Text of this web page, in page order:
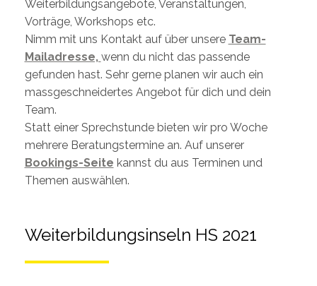
Weiterbildungsangebote, Veranstaltungen,
Vorträge, Workshops etc.
Nimm mit uns Kontakt auf über unsere Team-
Mailadresse, wenn du nicht das passende
gefunden hast. Sehr gerne planen wir auch ein
massgeschneidertes Angebot für dich und dein
Team.
Statt einer Sprechstunde bieten wir pro Woche
mehrere Beratungstermine an. Auf unserer
Bookings-Seite kannst du aus Terminen und
Themen auswählen.
Weiterbildungsinseln HS 2021